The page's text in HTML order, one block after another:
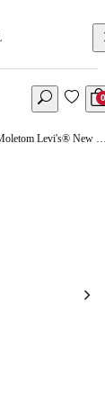
0
Moletom Levi's® New Original com